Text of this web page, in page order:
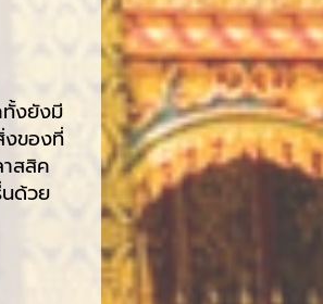
งยังมี
งของที่
สสิค
ด้วย